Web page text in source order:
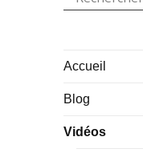
Accueil
Blog
Vidéos